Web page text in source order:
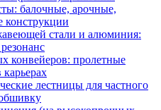
балочные, арочные,
конструкции
стали и алюминия:
конвейеров: пролетные
лестницы для частного